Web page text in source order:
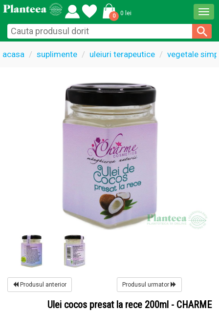
0 0 lei
acasa suplimente uleiuri terapeutice vegetale
Produsul anterior Produsul urmator
Ulei cocos presat la rece 200ml - CHARME